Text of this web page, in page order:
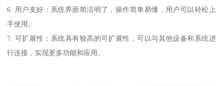
6. 用户友好：系统界面简洁明了，操作简单易懂，用户可以轻松上
手使用。
7. 可扩展性：系统具有较高的可扩展性，可以与其他设备和系统进
行连接，实现更多功能和应用。